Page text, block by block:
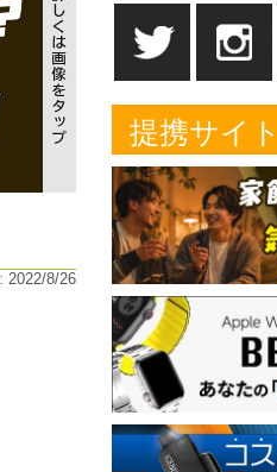
2022/8/26
提携サイト